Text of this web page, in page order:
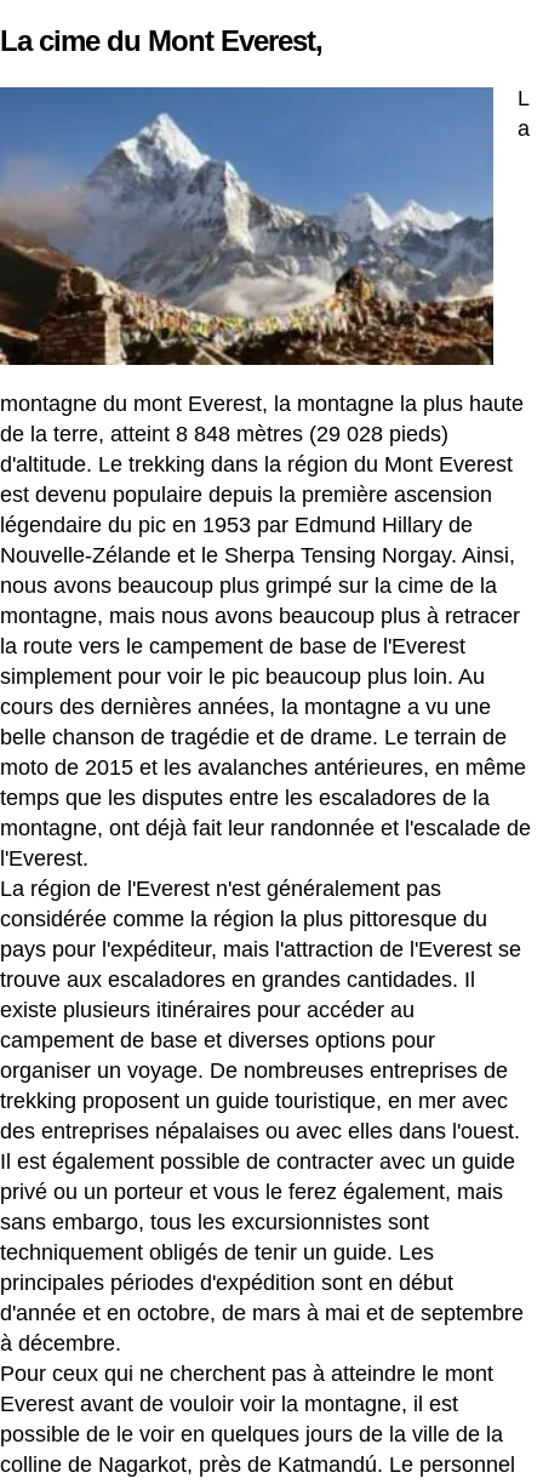
La cime du Mont Everest,
L
a
montagne du mont Everest, la montagne la plus haute
de la terre, atteint 8 848 mètres (29 028 pieds)
d'altitude. Le trekking dans la région du Mont Everest
est devenu populaire depuis la première ascension
légendaire du pic en 1953 par Edmund Hillary de
Nouvelle-Zélande et le Sherpa Tensing Norgay. Ainsi,
nous avons beaucoup plus grimpé sur la cime de la
montagne, mais nous avons beaucoup plus à retracer
la route vers le campement de base de l'Everest
simplement pour voir le pic beaucoup plus loin. Au
cours des dernières années, la montagne a vu une
belle chanson de tragédie et de drame. Le terrain de
moto de 2015 et les avalanches antérieures, en même
temps que les disputes entre les escaladores de la
montagne, ont déjà fait leur randonnée et l'escalade de
l'Everest.
La région de l'Everest n'est généralement pas
considérée comme la région la plus pittoresque du
pays pour l'expéditeur, mais l'attraction de l'Everest se
trouve aux escaladores en grandes cantidades. Il
existe plusieurs itinéraires pour accéder au
campement de base et diverses options pour
organiser un voyage. De nombreuses entreprises de
trekking proposent un guide touristique, en mer avec
des entreprises népalaises ou avec elles dans l'ouest.
Il est également possible de contracter avec un guide
privé ou un porteur et vous le ferez également, mais
sans embargo, tous les excursionnistes sont
techniquement obligés de tenir un guide. Les
principales périodes d'expédition sont en début
d'année et en octobre, de mars à mai et de septembre
à décembre.
Pour ceux qui ne cherchent pas à atteindre le mont
Everest avant de vouloir voir la montagne, il est
possible de le voir en quelques jours de la ville de la
colline de Nagarkot, près de Katmandú. Le personnel